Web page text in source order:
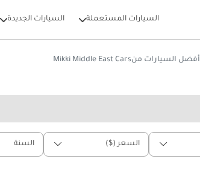
السيارات المستعملة السيارات الجديدة
أفضل السيارات منMikki Middle East Cars
السعر ($) السنة